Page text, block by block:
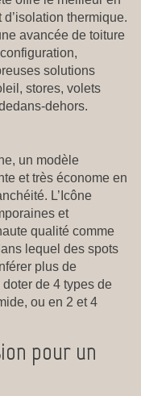
d’isolation thermique.
avancée de toiture
solutions
stores, volets
dehors.
un modèle
et très économe en
L’Icône
et
qualité comme
lequel des spots
plus de
doter de 4 types de
ou en 2 et 4
pour un